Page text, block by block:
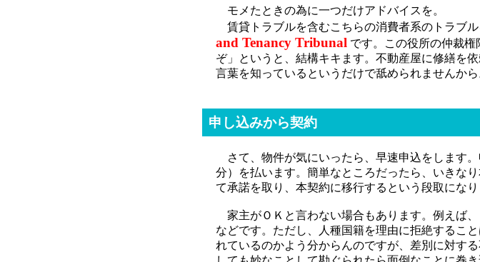
モメたときの為に一つだけアドバイスを。
賃貸トラブルを含むこちらの消費者系のトラブル
and Tenancy Tribunal です。この役所の仲裁
ぞ」というと、結構キキます。不動産屋に修繕を
言葉を知っているというだけで舐められませんから
申し込みから契約
さて、物件が気にいったら、早速申込をします。
分）を払います。簡単なところだったら、いきな
て承諾を取り、本契約に移行するという段取になり
家主がＯＫと言わない場合もあります。例えば
などです。ただし、人種国籍を理由に拒絶するこ
れているのかよう分からんのですが、差別に対す